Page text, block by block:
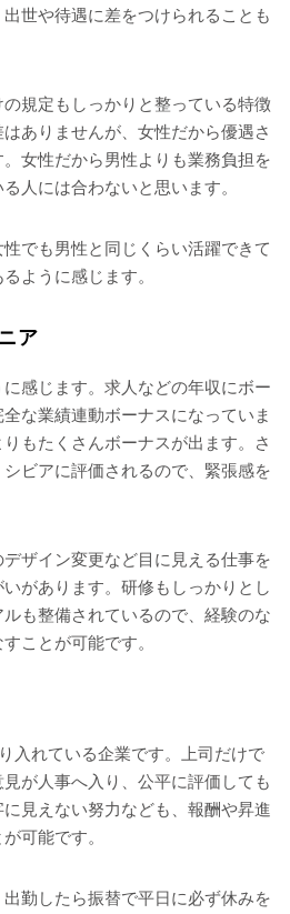
世や待遇に差をつけられることも
規定もしっかりと整っている特徴
ありませんが、女性だから優遇さ
女性だから男性よりも業務負担を
人には合わないと思います。
でも男性と同じくらい活躍できて
ように感じます。
ア
感じます。求人などの年収にボー
な業績連動ボーナスになっていま
もたくさんボーナスが出ます。さ
ビアに評価されるので、緊張感を
ザイン変更など目に見える仕事を
があります。研修もしっかりとし
も整備されているので、経験のな
ことが可能です。
入れている企業です。上司だけで
が人事へ入り、公平に評価しても
見えない努力なども、報酬や昇進
可能です。
勤したら振替で平日に必ず休みを